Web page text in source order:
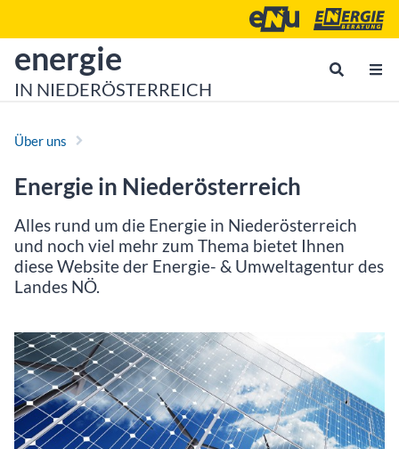
Energie- und
zur Startseite von
energie
IN NIEDERÖSTERREICH
Über uns
Energie in Niederösterreich
Alles rund um die Energie in Niederösterreich
und noch viel mehr zum Thema bietet Ihnen
diese Website der Energie- & Umweltagentur des
Landes NÖ.